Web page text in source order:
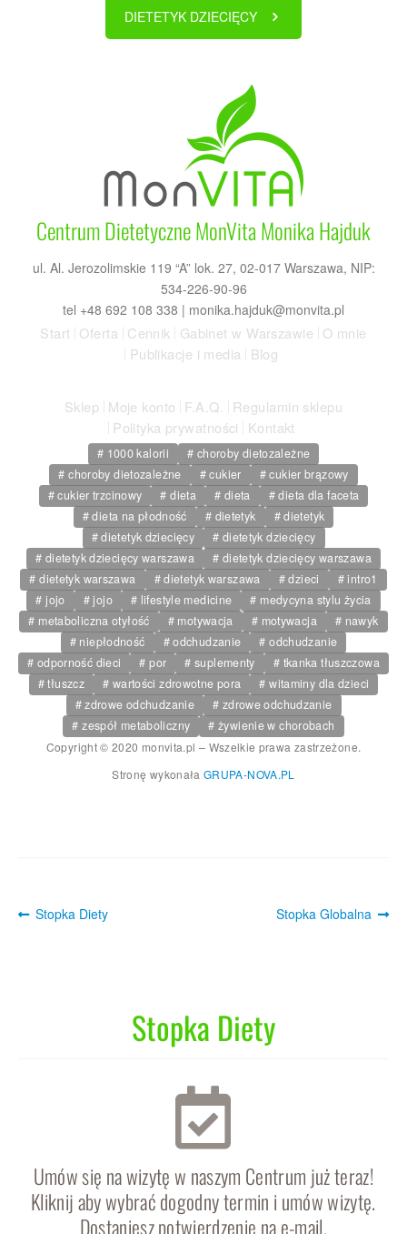
DIETETYK DZIECIĘCY
Centrum Dietetyczne MonVita Monika Hajduk
ul. Al. Jerozolimskie 119 “A” lok. 27, 02-017 Warszawa, NIP:
534-226-90-96
tel +48 692 108 338 | monika.hajduk@monvita.pl
Start Oferta Cennik Gabinet w Warszawie O mnie
Publikacje i media
Blog
Sklep Moje konto F.A.Q.
Regulamin sklepu
Polityka prywatności
Kontakt
1000 kalorii
choroby dietozależne
choroby dietozależne
cukier
cukier brązowy
cukier trzcinowy
dieta dieta
dieta dla faceta
dieta na płodność
dietetyk
dietetyk
dietetyk dziecięcy
dietetyk dziecięcy
dietetyk dziecięcy warszawa
dietetyk dziecięcy warszawa
dietetyk warszawa
dietetyk warszawa dzieci
intro1
jojo
jojo lifestyle medicine
medycyna stylu życia
metaboliczna otyłość
motywacja motywacja
nawyk
niepłodność
odchudzanie
odchudzanie
odporność dieci
por suplementy
tkanka tłuszczowa
tłuszcz
wartości zdrowotne pora
witaminy dla dzieci
zdrowe odchudzanie
zdrowe odchudzanie
zespół metaboliczny
żywienie w chorobach
Copyright © 2020 monvita.pl – Wszelkie prawa zastrzeżone.
Stronę wykonałaGRUPA-NOVA.PL
Post
Previous
Stopka Diety
Next
Stopka Globalna
Stopka Diety
Umów się na wizytę w naszym Centrum już teraz!
Kliknij aby wybrać dogodny termin i umów wizytę.
Dostaniesz potwierdzenie na e-mail.